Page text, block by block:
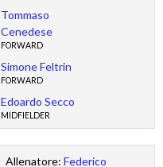
Tommaso
Cenedese
FORWARD
Simone Feltrin
FORWARD
Edoardo Secco
MIDFIELDER
Allenatore: Federico